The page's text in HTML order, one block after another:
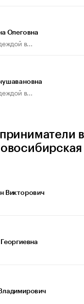
Олеговна
в...
в...
в
Викторович